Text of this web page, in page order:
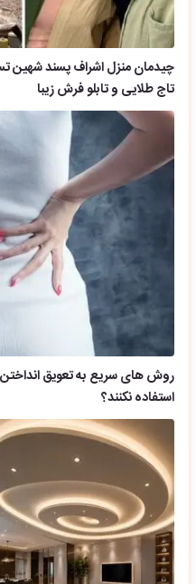
چیدمان منزل اشراف پسند شهین
تاج طلایی و تابلو فرش زیبا
روش های سریع به تعویق
استفاده نکنند؟